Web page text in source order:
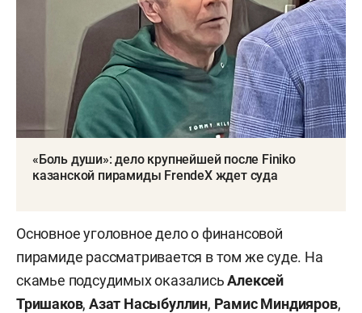
«Боль души»: дело крупнейшей после Finiko
казанской пирамиды FrendeX ждет суда
Основное уголовное дело о финансовой
пирамиде рассматривается в том же суде. На
скамье подсудимых оказалисьАлексей
Тришаков,Азат Насыбуллин, Рамис Миндияров,